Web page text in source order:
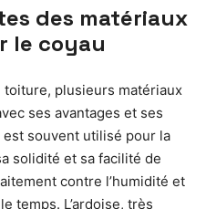
des matériaux
le coyau
toiture, plusieurs matériaux
ses avantages et ses
souvent utilisé pour la
solidité et sa facilité de
contre l’humidité et
temps. L’ardoise, très